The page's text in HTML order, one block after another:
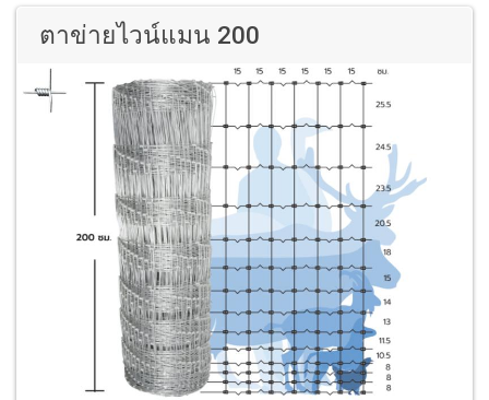
ตาข่ายไวน์แมน 200